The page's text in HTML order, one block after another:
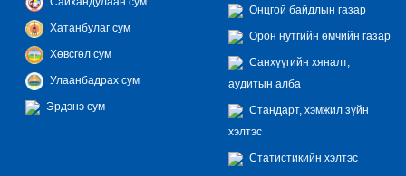
Хатанбулаг сум
Хөвсгөл сум
Улаанбадрах сум
Эрдэнэ сум
Онцгой байдлын газар
Орон нутгийн өмчийн газар
Санхүүгийн хяналт,
аудитын алба
Стандарт, хэмжил зүйн
хэлтэс
Статистикийн хэлтэс